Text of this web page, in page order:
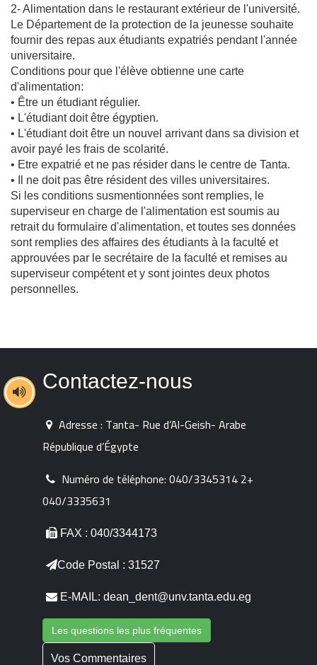
2- Alimentation dans le restaurant extérieur de l'université.
Le Département de la protection de la jeunesse souhaite
fournir des repas aux étudiants expatriés pendant l'année
universitaire.
Conditions pour que l'élève obtienne une carte
d'alimentation:
• Être un étudiant régulier.
• L'étudiant doit être égyptien.
• L'étudiant doit être un nouvel arrivant dans sa division et
avoir payé les frais de scolarité.
• Etre expatrié et ne pas résider dans le centre de Tanta.
• Il ne doit pas être résident des villes universitaires.
Si les conditions susmentionnées sont remplies, le
superviseur en charge de l'alimentation est soumis au
retrait du formulaire d'alimentation, et toutes ses données
sont remplies des affaires des étudiants à la faculté et
approuvées par le secrétaire de la faculté et remises au
superviseur compétent et y sont jointes deux photos
personnelles.
Contactez-nous
Adresse : Tanta- Rue d’Al-Geish- Arabe
République d’Égypte
Numéro de téléphone:040/3345314 2+
040/3335631
FAX : 040/3344173
Code Postal : 31527
E-MAIL: dean_dent@unv.tanta.edu.eg
Les questions les plus fréquentes
Vos Commentaires